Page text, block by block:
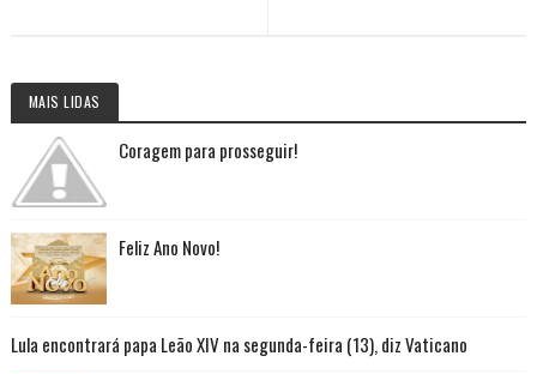
MAIS LIDAS
Coragem para prosseguir!
Feliz Ano Novo!
Lula encontrará papa Leão XIV na segunda-feira (13), diz Vaticano